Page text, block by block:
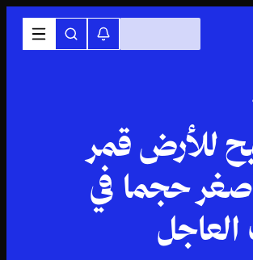
للأرض قمر
حجما في
العاجل